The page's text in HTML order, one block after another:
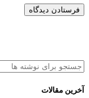
آخرین مقالات